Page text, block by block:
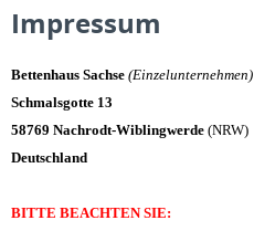
Impressum
Bettenhaus Sachse (Einzelunternehmen)
Schmalsgotte 13
58769 Nachrodt-Wiblingwerde (NRW)
Deutschland
BITTE BEACHTEN SIE: